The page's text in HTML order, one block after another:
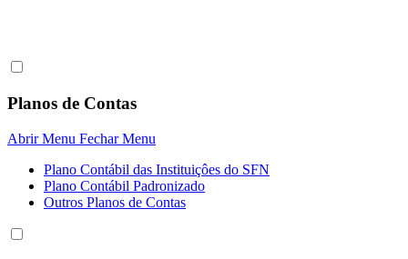
Planos de Contas
Abrir Menu Fechar Menu
Plano Contábil das Instituiçôes do SFN
Plano Contábil Padronizado
Outros Planos de Contas